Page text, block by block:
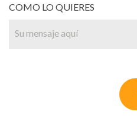
COMO LO QUIERES